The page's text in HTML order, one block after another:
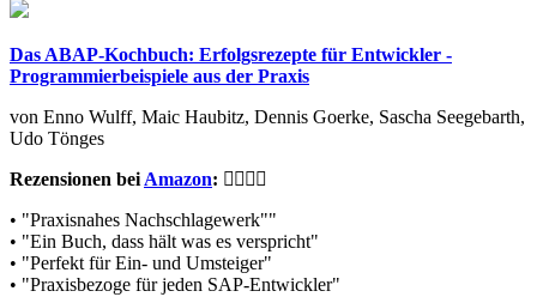
Das ABAP-Kochbuch: Erfolgsrezepte für Entwickler -
Programmierbeispiele aus der Praxis
von Enno Wulff, Maic Haubitz, Dennis Goerke, Sascha Seegebarth,
Udo Tönges
Rezensionen beiAmazon:
• "Praxisnahes Nachschlagewerk""
• "Ein Buch, dass hält was es verspricht"
• "Perfekt für Ein- und Umsteiger"
• "Praxisbezoge für jeden SAP-Entwickler"